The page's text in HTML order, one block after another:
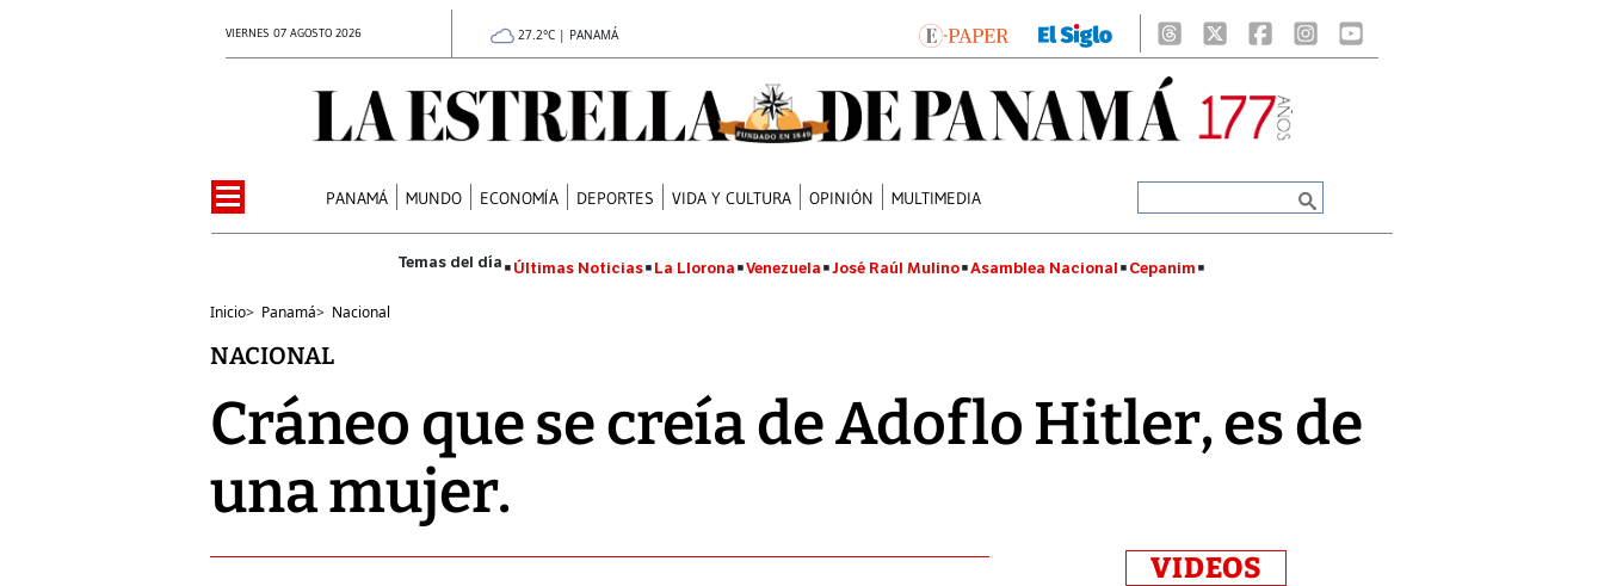
VIERNES 07 AGOSTO 2026 27.2°C | PANAMÁ
PANAMÁ MUNDO ECONOMÍA DEPORTES VIDA Y CULTURA OPINIÓN MULTIMEDIA
Últimas Noticias La Llorona Venezuela José Raúl Mulino Asamblea Nacional Cepanim
Inicio> Panamá> Nacional
NACIONAL
Cráneo que se creía de Adoflo Hitler, es de
una mujer.
VIDEOS